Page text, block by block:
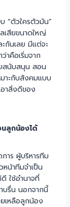
“ตัวใครตัวมัน”
เสียขนาดใหญ่
กันเลย มีแต่จะ
คือเริ่มจาก
สนับสนุน สอน
าะกับสังคมแบบ
อาสิ่งดีของ
ลูกน้องได้
าร ผู้บริหารทีม
น้าทีมจำเป็น
ใช้อำนาจที่
บรื่น นอกจากนี้
เหลือลูกน้อง